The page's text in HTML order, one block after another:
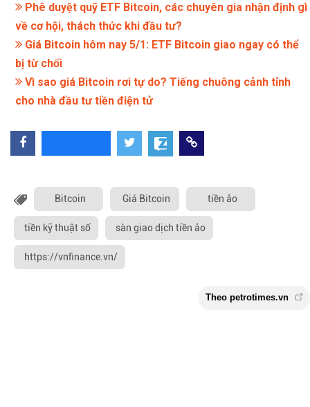
Phê duyệt quỹ ETF Bitcoin, các chuyên gia nhận định gì
về cơ hội, thách thức khi đầu tư?
Giá Bitcoin hôm nay 5/1: ETF Bitcoin giao ngay có thể
bị từ chối
Vì sao giá Bitcoin rơi tự do? Tiếng chuông cảnh tỉnh
cho nhà đầu tư tiền điện tử
Bitcoin Giá Bitcoin tiền ảo
tiền kỹ thuật số sàn giao dịch tiền ảo
https://vnfinance.vn/